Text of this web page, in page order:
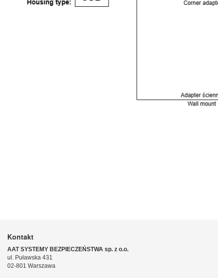
Kontakt
AAT SYSTEMY BEZPIECZEŃSTWA sp. z o.o.
ul. Puławska 431
02-801 Warszawa